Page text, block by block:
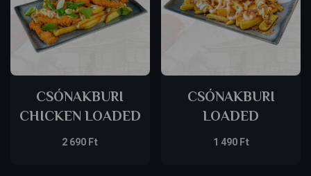
CSÓNAKBURI
CHICKEN LOADED
2 690Ft
CSÓNAKBURI
LOADED
1 490Ft